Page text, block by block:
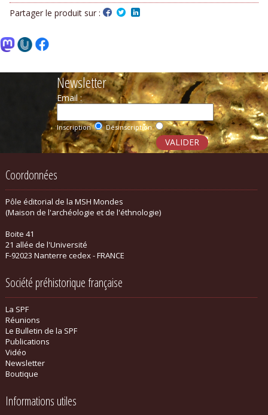
Partager le produit sur :
Newsletter
Email :
Inscription Désinscription
Coordonnées
Pôle éditorial de la MSH Mondes
(Maison de l'archéologie et de l'éthnologie)
Boite 41
21 allée de l'Université
F-92023 Nanterre cedex - FRANCE
Société préhistorique française
La SPF
Réunions
Le Bulletin de la SPF
Publications
Vidéo
Newsletter
Boutique
Informations utiles